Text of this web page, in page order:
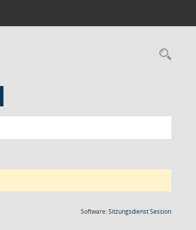
Software:SitzungsdienstSession(Wird in